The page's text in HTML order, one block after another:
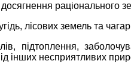
раціонального
лісових земель та
підтоплення,
інших несприятливих